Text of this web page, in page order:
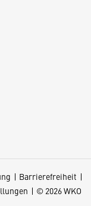
Barrierefreiheit
© 2026 WKO